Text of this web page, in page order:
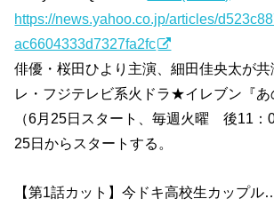
https://news.yahoo.co.jp/articles/
ac6604333d7327fa2fc
俳優・桜田ひより主演、細田佳央太が
レ・フジテレビ系火ドラ★イレブン『あ
（6月25日スタート、毎週火曜 後11：
25日からスタートする。
【第1話カット】今ドキ高校生カップル